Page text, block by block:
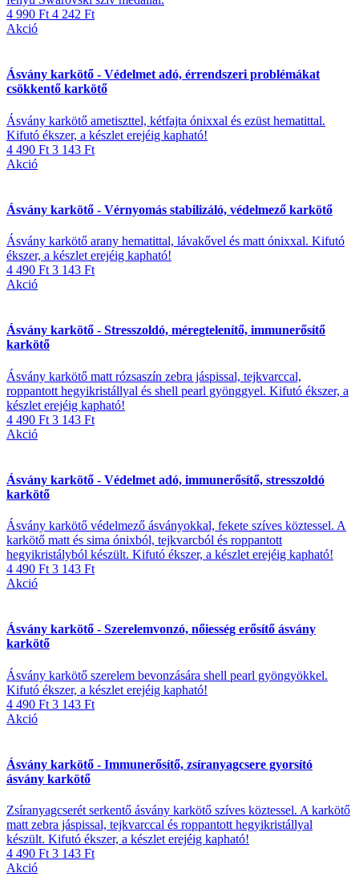
4 990 Ft 4 242 Ft
Akció
Ásvány karkötő - Védelmet adó, érrendszeri problémákat
csökkentő karkötő
Ásvány karkötő ametiszttel, kétfajta ónixxal és ezüst hematittal.
Kifutó ékszer, a készlet erejéig kapható!
4 490 Ft 3 143 Ft
Akció
Ásvány karkötő - Vérnyomás stabilizáló, védelmező karkötő
Ásvány karkötő arany hematittal, lávakővel és matt ónixxal. Kifutó
ékszer, a készlet erejéig kapható!
4 490 Ft 3 143 Ft
Akció
Ásvány karkötő - Stresszoldó, méregtelenítő, immunerősítő
karkötő
Ásvány karkötő matt rózsaszín zebra jáspissal, tejkvarccal,
roppantott hegyikristállyal és shell pearl gyönggyel. Kifutó ékszer, a
készlet erejéig kapható!
4 490 Ft 3 143 Ft
Akció
Ásvány karkötő - Védelmet adó, immunerősítő, stresszoldó
karkötő
Ásvány karkötő védelmező ásványokkal, fekete szíves köztessel. A
karkötő matt és sima ónixból, tejkvarcból és roppantott
hegyikristályból készült. Kifutó ékszer, a készlet erejéig kapható!
4 490 Ft 3 143 Ft
Akció
Ásvány karkötő - Szerelemvonzó, nőiesség erősítő ásvány
karkötő
Ásvány karkötő szerelem bevonzására shell pearl gyöngyökkel.
Kifutó ékszer, a készlet erejéig kapható!
4 490 Ft 3 143 Ft
Akció
Ásvány karkötő - Immunerősítő, zsíranyagcsere gyorsító
ásvány karkötő
Zsíranyagcserét serkentő ásvány karkötő szíves köztessel. A karkötő
matt zebra jáspissal, tejkvarccal és roppantott hegyikristállyal
készült. Kifutó ékszer, a készlet erejéig kapható!
4 490 Ft 3 143 Ft
Akció